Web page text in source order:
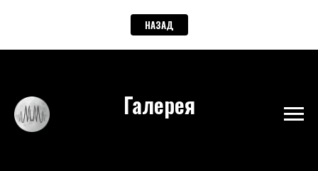
НАЗАД
Галерея